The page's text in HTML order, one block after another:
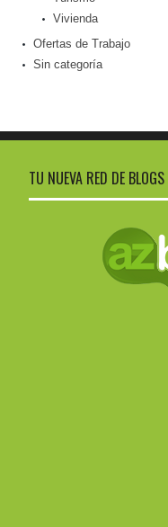
Vivienda
Ofertas de Trabajo
Sin categoría
TU NUEVA RED DE BLOGS